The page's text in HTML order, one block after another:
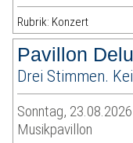
Rubrik: Konzert
Pavillon
Drei Stimmen.
Sonntag,
Musikpavillon